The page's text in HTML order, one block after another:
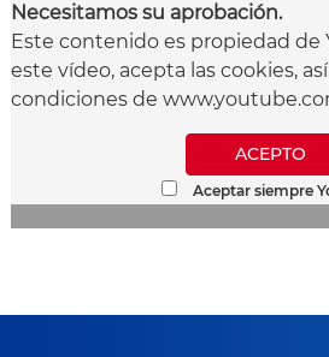
Necesitamos su aprobación.
Este contenido es propiedad de
este vídeo, acepta las cookies,
condiciones de
ACEPTO
Aceptar siempre